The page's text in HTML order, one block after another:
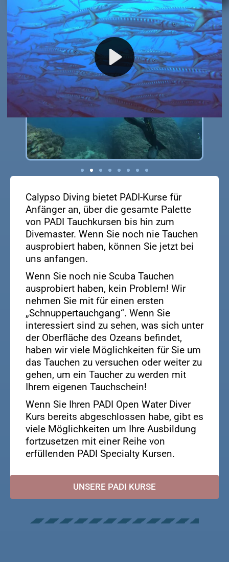
Calypso Diving bietet PADI-Kurse für
Anfänger an, über die gesamte Palette
von PADI Tauchkursen bis hin zum
Divemaster. Wenn Sie noch nie Tauchen
ausprobiert haben, können Sie jetzt bei
uns anfangen.
Wenn Sie noch nie Scuba Tauchen
ausprobiert haben, kein Problem! Wir
nehmen Sie mit für einen ersten
„Schnuppertauchgang“. Wenn Sie
interessiert sind zu sehen, was sich unter
der Oberfläche des Ozeans befindet,
haben wir viele Möglichkeiten für Sie um
das Tauchen zu versuchen oder weiter zu
gehen, um ein Taucher zu werden mit
Ihrem eigenen Tauchschein!
Wenn Sie Ihren PADI Open Water Diver
Kurs bereits abgeschlossen habe, gibt es
viele Möglichkeiten um Ihre Ausbildung
fortzusetzen mit einer Reihe von
erfüllenden PADI Specialty Kursen.
UNSERE PADI KURSE